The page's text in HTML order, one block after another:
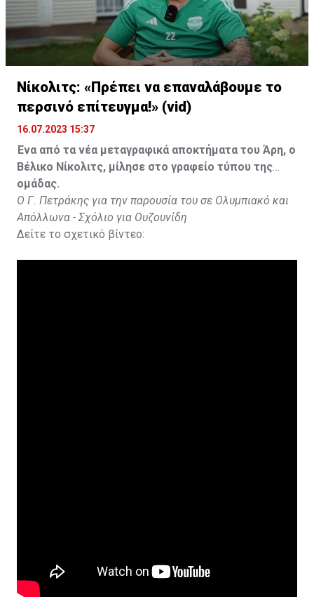
Νίκολιτς: «Πρέπει να επαναλάβουμε το
περσινό επίτευγμα!» (vid)
16.07.2023 15:37
Ένα από τα νέα μεταγραφικά αποκτήματα του Άρη, ο
Βέλικο Νίκολιτς, μίλησε στο γραφείο τύπου της
ομάδας.
Ο Γ. Πετράκης για την παρουσία του σε Ολυμπιακό και
Απόλλωνα - Σχόλιο για Ουζουνίδη
Δείτε το σχετικό βίντεο: